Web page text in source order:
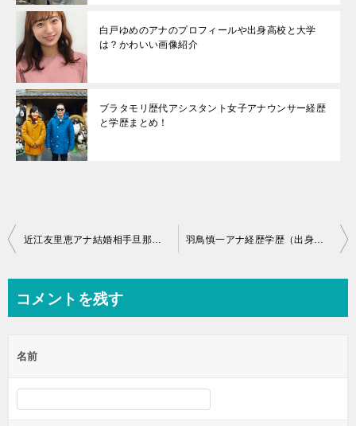
白戸ゆめのアナのプロフィールや出身高校と大学
は？かわいい画像紹介
ブラタモリ歴代アシスタント女子アナウンサー経歴
と学歴まとめ！
投
ビ
ー
シ
ョ
近江友里恵アナ結婚相手旦那誰？駆け落ち婚で出会い馴れ初め妊娠は？ 羽鳥慎一アナ経歴学歴（出身高校と大学）と妻はどんな人で子供は？
コメントを残す
名前